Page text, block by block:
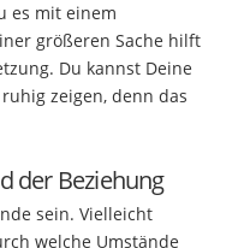
es mit einem
größeren Sache hilft
Du kannst Deine
zeigen, denn das
der Beziehung
sein. Vielleicht
welche Umstände